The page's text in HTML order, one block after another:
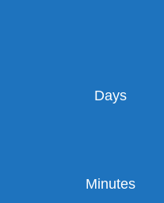
Days
Minutes